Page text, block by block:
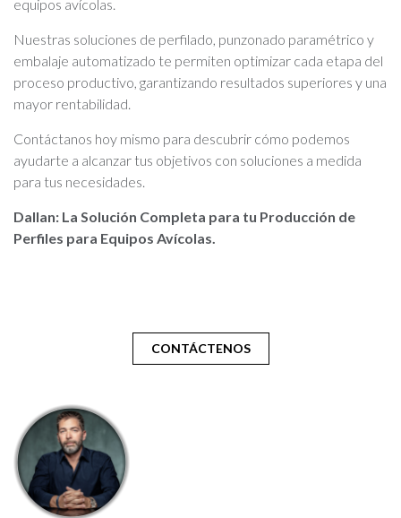
equipos avícolas.
Nuestras soluciones de perfilado, punzonado paramétrico y
embalaje automatizado te permiten optimizar cada etapa del
proceso productivo, garantizando resultados superiores y una
mayor rentabilidad.
Contáctanos hoy mismo para descubrir cómo podemos
ayudarte a alcanzar tus objetivos con soluciones a medida
para tus necesidades.
Dallan: La Solución Completa para tu Producción de
Perfiles para Equipos Avícolas.
CONTÁCTENOS